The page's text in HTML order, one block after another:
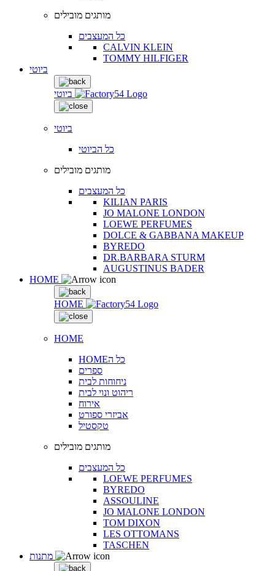
מותגים מובילים
כל המעצבים
CALVIN KLEIN
TOMMY HILFIGER
ביוטי
ביוטי
ביוטי
כל הביוטי
מותגים מובילים
כל המעצבים
KILIAN PARIS
JO MALONE LONDON
LOEWE PERFUMES
DOLCE & GABBANA MAKEUP
BYREDO
DR.BARBARA STURM
AUGUSTINUS BADER
HOME
HOME
HOME
HOMEכל ה
ספרים
ניחוחות לבית
ריהוט ונוי לבית
אירוח
אביזרי ספורט
טקסטיל
מותגים מובילים
כל המעצבים
LOEWE PERFUMES
BYREDO
ASSOULINE
JO MALONE LONDON
TOM DIXON
LES OTTOMANS
TASCHEN